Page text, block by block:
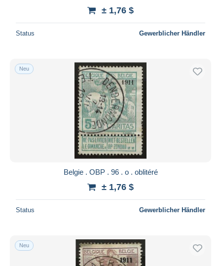
± 1,76 $
Status Gewerblicher Händler
Neu
Belgie . OBP . 96 . o . oblitéré
± 1,76 $
Status Gewerblicher Händler
Neu